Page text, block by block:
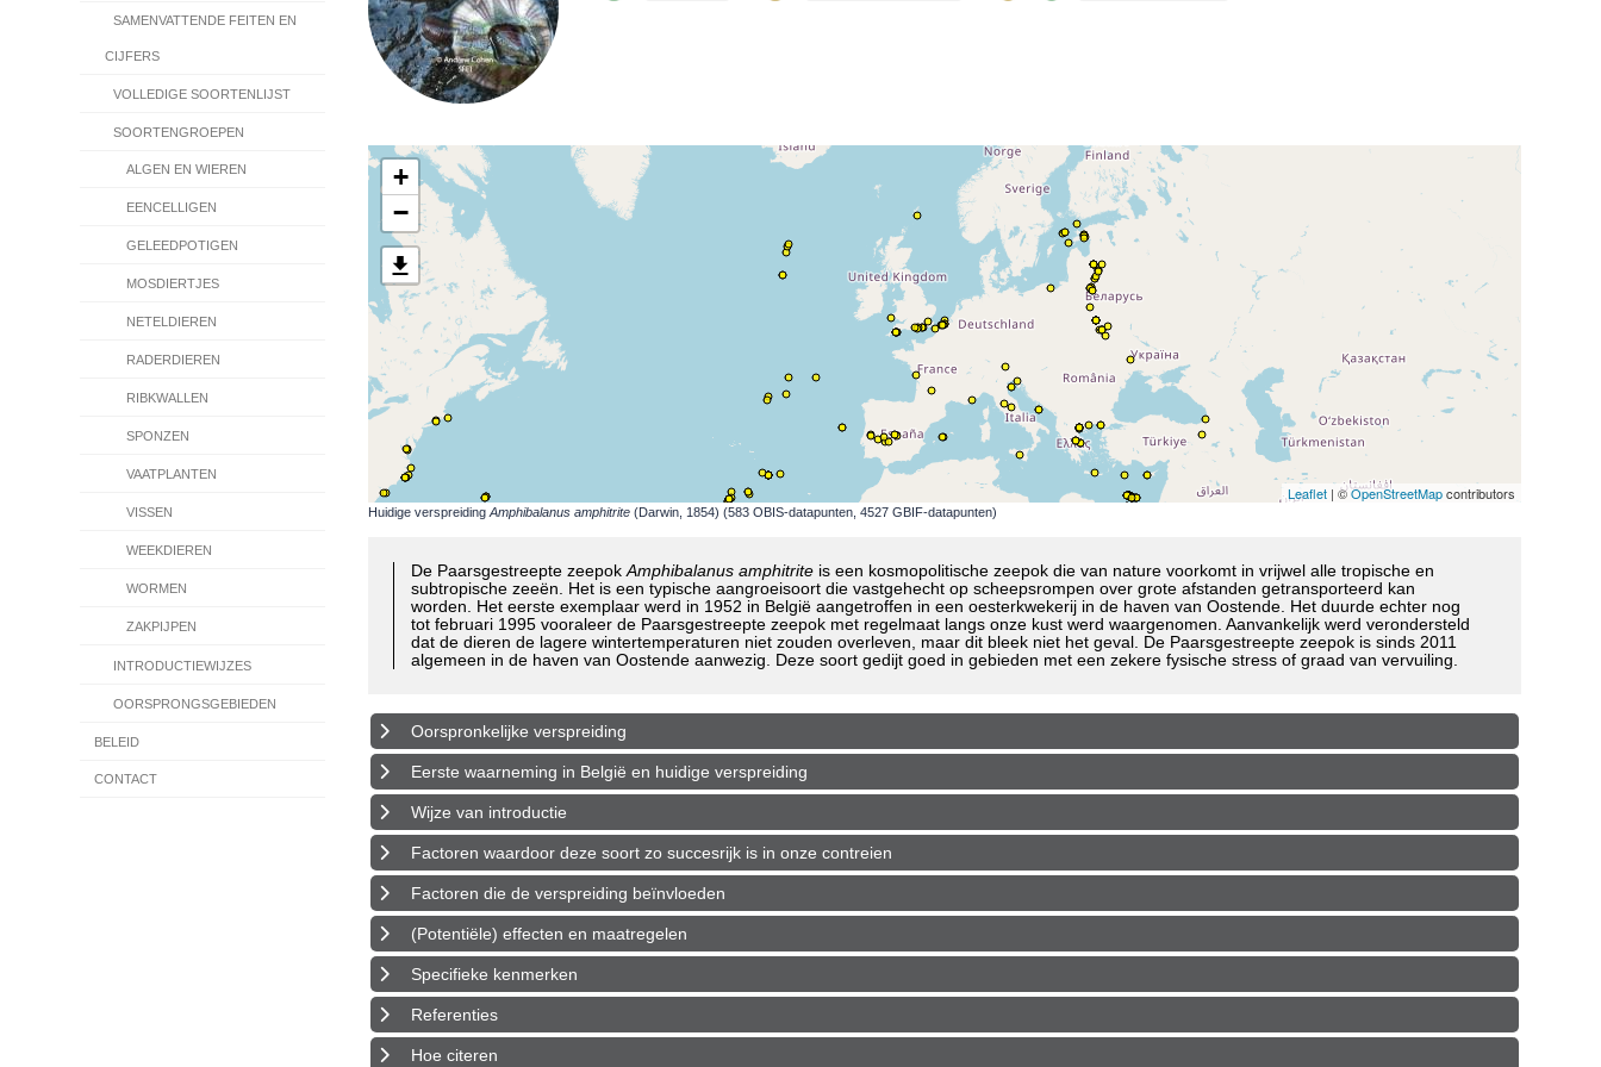
SAMENVATTENDE FEITEN EN
CIJFERS
VOLLEDIGE SOORTENLIJST
SOORTENGROEPEN
ALGEN EN WIEREN
EENCELLIGEN
GELEEDPOTIGEN
MOSDIERTJES
NETELDIEREN
RADERDIEREN
RIBKWALLEN
SPONZEN
VAATPLANTEN
VISSEN
WEEKDIEREN
WORMEN
ZAKPIJPEN
INTRODUCTIEWIJZES
OORSPRONGSGEBIEDEN
BELEID
CONTACT
+
−
Leaflet| ©OpenStreetMapcontributors
Huidige verspreidingAmphibalanus amphitrite (Darwin, 1854) (583 OBIS-datapunten, 4527 GBIF-datapunten)
De Paarsgestreepte zeepokAmphibalanus amphitrite is een kosmopolitische zeepok die van nature voorkomt in vrijwel alle tropische en
subtropische zeeën. Het is een typische aangroeisoort die vastgehecht op scheepsrompen over grote afstanden getransporteerd kan
worden. Het eerste exemplaar werd in 1952 in België aangetroffen in een oesterkwekerij in de haven van Oostende. Het duurde echter nog
tot februari 1995 vooraleer de Paarsgestreepte zeepok met regelmaat langs onze kust werd waargenomen. Aanvankelijk werd verondersteld
dat de dieren de lagere wintertemperaturen niet zouden overleven, maar dit bleek niet het geval. De Paarsgestreepte zeepok is sinds 2011
algemeen in de haven van Oostende aanwezig. Deze soort gedijt goed in gebieden met een zekere fysische stress of graad van vervuiling.
Oorspronkelijke verspreiding
Eerste waarneming in België en huidige verspreiding
Wijze van introductie
Factoren waardoor deze soort zo succesrijk is in onze contreien
Factoren die de verspreiding beïnvloeden
(Potentiële) effecten en maatregelen
Specifieke kenmerken
Referenties
Hoe citeren